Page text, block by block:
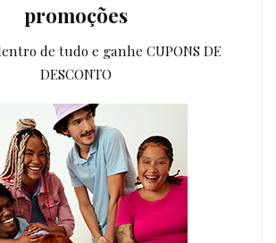
promoções
de tudo e ganhe CUPONS DE
DESCONTO